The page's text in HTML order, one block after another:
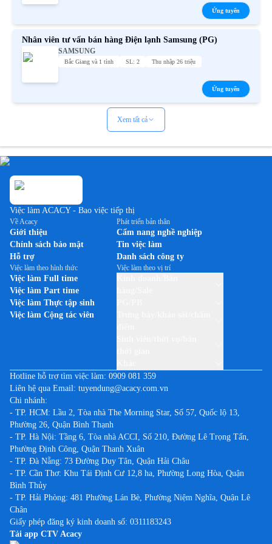
Ứng tuyển
Nhân viên tư vấn bán hàng Điện lạnh Samsung (PG)
SAMSUNG
Bắc Giang và 1 tỉnh SL: 2 Thu nhập 26 triệu
Ứng tuyển
Xem tất cả
Việc làm ACACY - Bao việc tiếp thị
Về Acacy
Giới thiệu
Chính sách bảo mật
Hỗ trợ
Phát triển bản thân
Cẩm nang nghề nghiệp
Tin việc làm
Danh sách công ty
Việc làm theo hình thức
Việc làm Full time
Việc làm Part time
Việc làm Thực tập sinh
Việc làm Cộng tác viên
Việc làm theo vị trí
Hotline hỗ trợ tìm việc làm: 0909 081 359
Liên hệ qua Email: tuyendung@acacy.com.vn
Chi nhánh:
- TP. HCM: Lầu 2, Tòa nhà The Morning Star, Số 57, Quốc lộ 13,
Phường 26, Quận Bình Thạnh
- TP. Hà Nội: Tầng 6, Tòa nhà ACCI, Số 210, Đường Lê Trọng Tấn,
Phường Định Công, Quận Thanh Xuân
- TP. Đà Nẵng: 73 Đường Duy Tân, Quận Hải Châu
- TP. Cần Thơ: Khu Tái Định Cư 12,8 ha, Phường Long Hòa, Quận
Bình Thủy
- TP. Hải Phòng: 481 Phường Lán Bè, Phường Niệm Nghĩa, Quận Lê
Chân
Giấy phép đăng ký kinh doanh số: 0311183243
Tải app CTV Acacy